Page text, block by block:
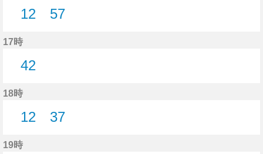
12
57
17時
42
18時
12
37
19時